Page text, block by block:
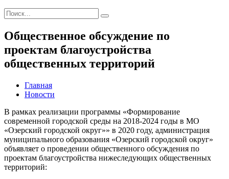
Общественное обсуждение по
проектам благоустройства
общественных территорий
Главная
Новости
В рамках реализации программы «Формирование
современной городской среды на 2018-2024 годы в МО
«Озерский городской округ»» в 2020 году, администрация
муниципального образования «Озерский городской округ»
объявляет о проведении общественного обсуждения по
проектам благоустройства нижеследующих общественных
территорий: